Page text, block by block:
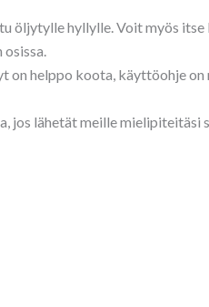
öljytylle hyllylle. Voit myös itse
on helppo koota, käyttöohje on
jos lähetät meille mielipiteitäsi